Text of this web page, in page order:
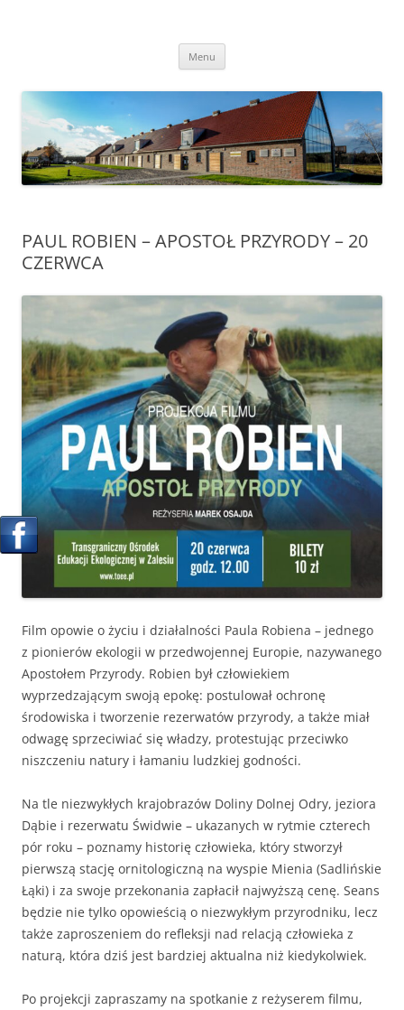
Ekologicznej w Zalesiu
Menu
PAUL ROBIEN – APOSTOŁ PRZYRODY – 20
CZERWCA
Film opowie o życiu i działalności Paula Robiena – jednego
z pionierów ekologii w przedwojennej Europie, nazywanego
Apostołem Przyrody. Robien był człowiekiem
wyprzedzającym swoją epokę: postulował ochronę
środowiska i tworzenie rezerwatów przyrody, a także miał
odwagę sprzeciwiać się władzy, protestując przeciwko
niszczeniu natury i łamaniu ludzkiej godności.
Na tle niezwykłych krajobrazów Doliny Dolnej Odry, jeziora
Dąbie i rezerwatu Świdwie – ukazanych w rytmie czterech
pór roku – poznamy historię człowieka, który stworzył
pierwszą stację ornitologiczną na wyspie Mienia (Sadlińskie
Łąki) i za swoje przekonania zapłacił najwyższą cenę. Seans
będzie nie tylko opowieścią o niezwykłym przyrodniku, lecz
także zaproszeniem do refleksji nad relacją człowieka z
naturą, która dziś jest bardziej aktualna niż kiedykolwiek.
Po projekcji zapraszamy na spotkanie z reżyserem filmu,